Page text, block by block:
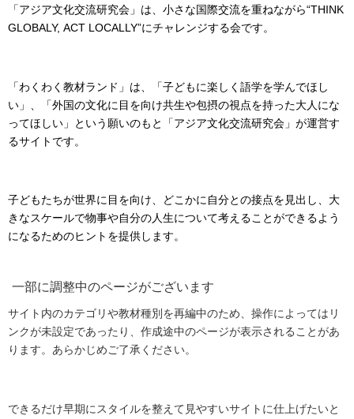
「アジア文化交流研究会」は、小さな国際交流を重ねながら“THINK
GLOBALY, ACT LOCALLY”にチャレンジする会です。
「わくわく教材ランド」は、「子どもに楽しく語学を学んでほし
い」、「外国の文化に目を向け共生や包摂の視点を持った大人にな
ってほしい」という願いのもと「アジア文化交流研究会」が運営す
るサイトです。
子どもたちが世界に目を向け、どこかに自分との接点を見出し、大
きなスケールで物事や自分の人生について考えることができるよう
になるためのヒントを提供します。
一部に調整中のページがございます
サイト内のカテゴリや教材種別を再編中のため、操作によってはリ
ンクが未設定であったり、作成途中のページが表示されることがあ
ります。あらかじめご了承ください。
できるだけ早期にスタイルを整えて見やすいサイトに仕上げたいと